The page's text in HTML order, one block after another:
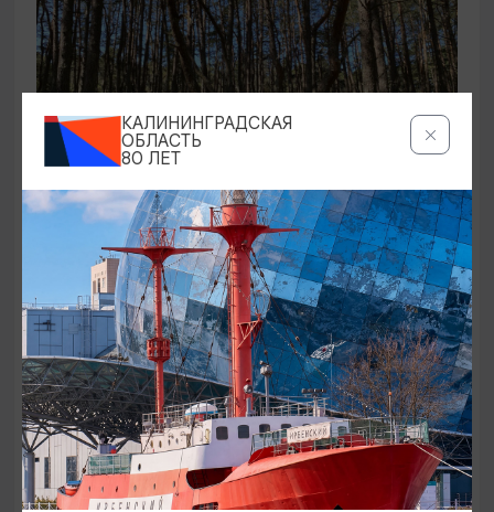
ЭКСКУРСИИ УЧРЕЖДЕНИЙ КУЛЬТУРЫ
Аудиоспектакль «Истории Куршской
косы»
01.02.2026 - 31.12.2026, 13:00
Куршская коса
ОТ 2500₽
КАЛИНИНГРАДСКАЯ
ОБЛАСТЬ
80 ЛЕТ